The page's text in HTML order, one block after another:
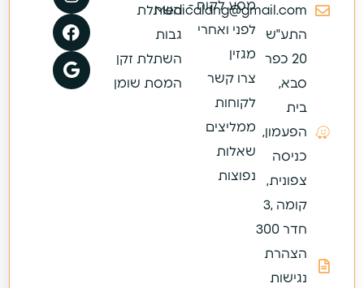
Medicaldng@gmail.com
התע"ש
20 כפר
סבא,
בית
הפעמון,
כניסה
צפונית,
קומה ,3
חדר 300
הצהרת
נגישות
מסע לקוח -
לפני ואחרי
מגזין
צרו קשר
לקוחות
ממליצים
שאלות
נפוצות
השתלת
גבות
השתלת זקן
המסת שומן